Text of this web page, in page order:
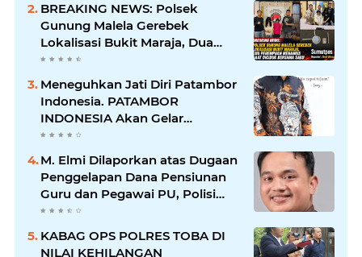
BREAKING NEWS: Polsek
Gunung Malela Gerebek
Lokalisasi Bukit Maraja, Dua
Perempuan Menangis Saat
Diciduk Bersama Sabu
Meneguhkan Jati Diri Patambor
Indonesia. PATAMBOR
INDONESIA Akan Gelar
RAKERNAS II Di Jakarta.
M. Elmi Dilaporkan atas Dugaan
Penggelapan Dana Pensiunan
Guru dan Pegawai PU, Polisi
Pastikan Proses Hukum
KABAG OPS POLRES TOBA DI
NILAI KEHILANGAN